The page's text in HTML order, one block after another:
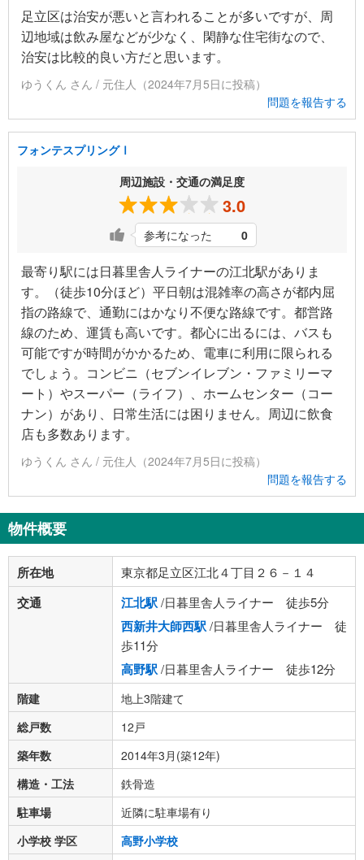
足立区は治安が悪いと言われることが多いですが、周
辺地域は飲み屋などが少なく、閑静な住宅街なので、
治安は比較的良い方だと思います。
ゆうくん さん / 元住人（2024年7月5日に投稿）
問題を報告する
フォンテスプリングⅠ
周辺施設・交通の満足度
3.0
参考になった 0
最寄り駅には日暮里舎人ライナーの江北駅がありま
す。（徒歩10分ほど）平日朝は混雑率の高さが都内屈
指の路線で、通勤にはかなり不便な路線です。都営路
線のため、運賃も高いです。都心に出るには、バスも
可能ですが時間がかかるため、電車に利用に限られる
でしょう。コンビニ（セブンイレブン・ファミリーマ
ート）やスーパー（ライフ）、ホームセンター（コー
ナン）があり、日常生活には困りません。周辺に飲食
店も多数あります。
ゆうくん さん / 元住人（2024年7月5日に投稿）
問題を報告する
物件概要
所在地 東京都足立区江北４丁目２６－１４
交通 江北駅/日暮里舎人ライナー 徒歩5分
西新井大師西駅/日暮里舎人ライナー 徒
歩11分
高野駅/日暮里舎人ライナー 徒歩12分
階建
地上3階建て
総戸数
12戸
築年数
2014年3月(築12年)
構造・工法
鉄骨造
駐車場
近隣に駐車場有り
小学校 学区
高野小学校